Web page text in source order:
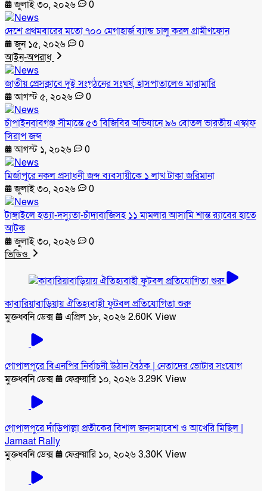
জুলাই ৩০, ২০২৬
0
দেশে প্রথমবারের মতো ৭০০ মেগাহার্জ ব্যান্ড চালু করল গ্রামীণফোন
জুন ১৫, ২০২৬
0
আইন-অপরাধ
জাতীয় প্রেসক্লাবে দুই সংগঠনের সংঘর্ষ, হাসপাতালেও মারামারি
আগস্ট ৫, ২০২৬
0
চাঁপাইনবাবগঞ্জ সীমান্তে ৫৩ বিজিবির অভিযানে ৯৬ বোতল ভারতীয় এস্কাফ
সিরাপ জব্দ
আগস্ট ১, ২০২৬
0
মির্জাপুরে নকল প্রসাধনী জব্দ ব্যবসায়ীকে ১ লাখ টাকা জরিমানা
জুলাই ৩০, ২০২৬
0
টাঙ্গাইলে হত্যা-দস্যুতা-চাঁদাবাজিসহ ১১ মামলার আসামি শান্ত র‍্যাবের হাতে
আটক
জুলাই ৩০, ২০২৬
0
ভিডিও
কাবারিয়াবাড়িয়ায় ঐতিহ্যবাহী ফুটবল প্রতিযোগিতা শুরু
মুক্তধ্বনি ডেক্স
এপ্রিল ১৮, ২০২৬2.60K View
গোপালপুরে বিএনপির নির্বাচনী উঠান বৈঠক | নেতাদের ভোটার সংযোগ
মুক্তধ্বনি ডেক্স
ফেব্রুয়ারি ১০, ২০২৬3.29K View
গোপালপুরে দাঁড়িপাল্লা প্রতীকের বিশাল জনসমাবেশ ও আখেরি মিছিল |
Jamaat Rally
মুক্তধ্বনি ডেক্স
ফেব্রুয়ারি ১০, ২০২৬3.30K View